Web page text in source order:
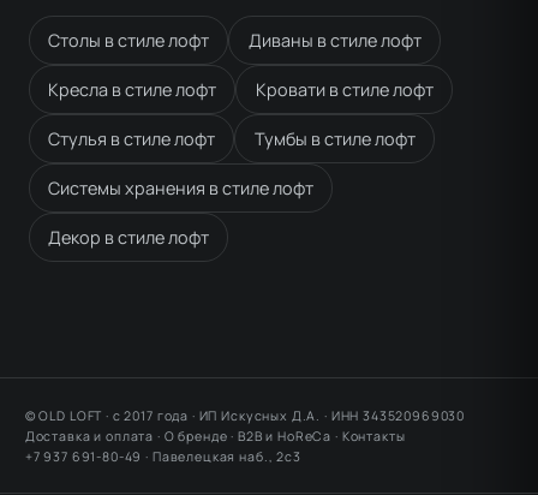
Столы в стиле лофт Диваны в стиле лофт
Кресла в стиле лофт Кровати в стиле лофт
Стулья в стиле лофт Тумбы в стиле лофт
Системы хранения в стиле лофт
Декор в стиле лофт
© OLD LOFT · с 2017 года · ИП Искусных Д.А. · ИНН 343520969030
Доставка и оплата · О бренде ·B2B и HoReCa · Контакты
+7 937 691-80-49 · Павелецкая наб., 2с3